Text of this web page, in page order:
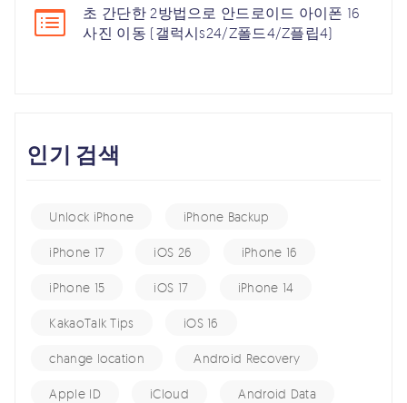
초 간단한 2방법으로 안드로이드 아이폰 16
사진 이동 (갤럭시s24/Z폴드4/Z플립4)
인기 검색
Unlock iPhone iPhone Backup
iPhone 17 iOS 26 iPhone 16
iPhone 15 iOS 17 iPhone 14
KakaoTalk Tips iOS 16
change location Android Recovery
Apple ID iCloud Android Data